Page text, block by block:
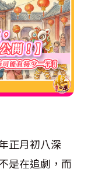
正月初八深
是在追劇，而